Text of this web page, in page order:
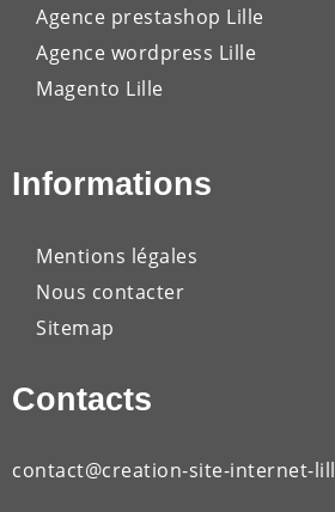
Agence prestashop Lille
Agence wordpress Lille
Magento Lille
Informations
Mentions légales
Nous contacter
Sitemap
Contacts
contact@creation-site-internet-